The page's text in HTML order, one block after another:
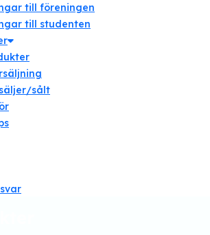
till föreningen
till studenten
sålt